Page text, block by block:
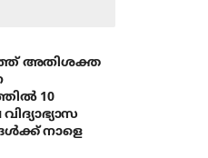
അതിശക്ത
10
നാളെ